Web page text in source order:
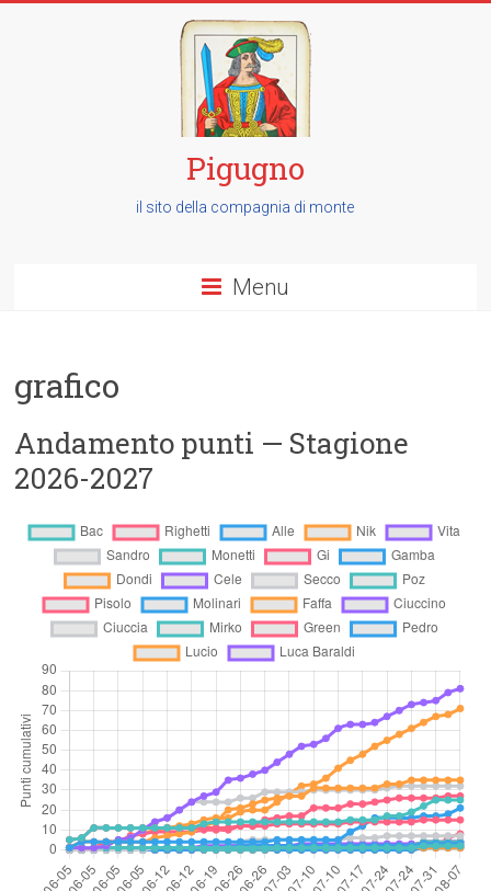
Pigugno
il sito della compagnia di monte
Menu
grafico
Andamento punti — Stagione
2026-2027